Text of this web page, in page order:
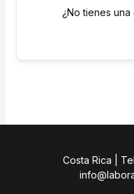
¿No tienes una
Costa Rica |